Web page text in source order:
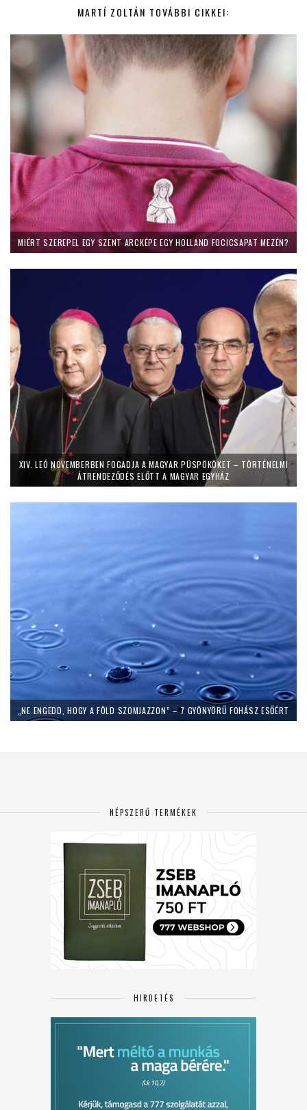
MARTÍ ZOLTÁN TOVÁBBI CIKKEI:
MIÉRT SZEREPEL EGY SZENT ARCKÉPE EGY HOLLAND FOCICSAPAT MEZÉN?
XIV. LEÓ NOVEMBERBEN FOGADJA A MAGYAR PÜSPÖKÖKET – TÖRTÉNELMI
ÁTRENDEZŐDÉS ELŐTT A MAGYAR EGYHÁZ
„NE ENGEDD, HOGY A FÖLD SZOMJAZZON” – 7 GYÖNYÖRŰ FOHÁSZ ESŐÉRT
NÉPSZERŰ TERMÉKEK
HIRDETÉS